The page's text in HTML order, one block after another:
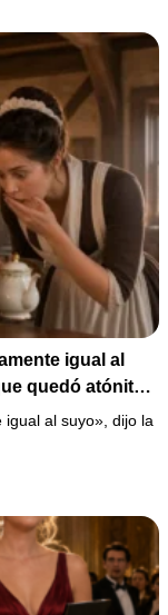
igual al
quedó atónito
al suyo», dijo la